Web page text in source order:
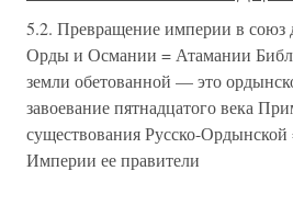
5.2. Превращение империи в союз
Орды и Османии = Атамании
земли обетованной — это
завоевание пятнадцатого века
существования Русско-
Империи ее правители